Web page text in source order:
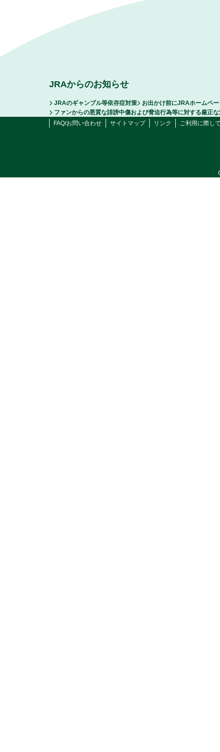
JRAからのお知らせ
JRAのギャンブル等依存症対策
お出かけ前にJRAホームペ
ファンからの悪質な誹謗中傷および脅迫行為等に対する厳正
FAQ/お問い合わせ
サイトマップ リンク ご利用に際し